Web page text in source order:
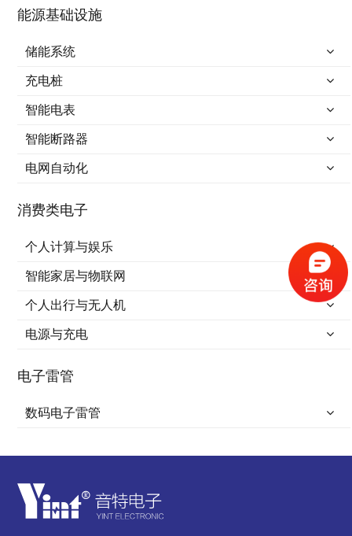
能源基础设施
储能系统
充电桩
智能电表
智能断路器
电网自动化
消费类电子
个人计算与娱乐
智能家居与物联网
个人出行与无人机
电源与充电
电子雷管
数码电子雷管